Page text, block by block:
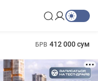
БРВ 412 000 сум